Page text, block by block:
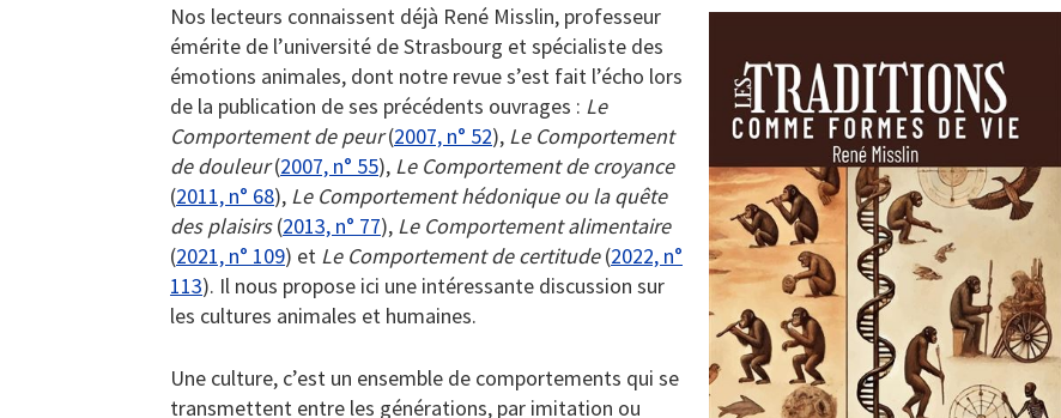
Nos lecteurs connaissent déjà René Misslin, professeur
émérite de l’université de Strasbourg et spécialiste des
émotions animales, dont notre revue s’est fait l’écho lors
de la publication de ses précédents ouvrages : Le
Comportement de peur(2007, n° 52), Le Comportement
de douleur(2007, n° 55), Le Comportement de croyance
(2011, n° 68), Le Comportement hédonique ou la quête
des plaisirs(2013, n° 77), Le Comportement alimentaire
(2021, n° 109) et Le Comportement de certitude(2022, n°
113). Il nous propose ici une intéressante discussion sur
les cultures animales et humaines.
Une culture, c’est un ensemble de comportements qui se
transmettent entre les générations, par imitation ou